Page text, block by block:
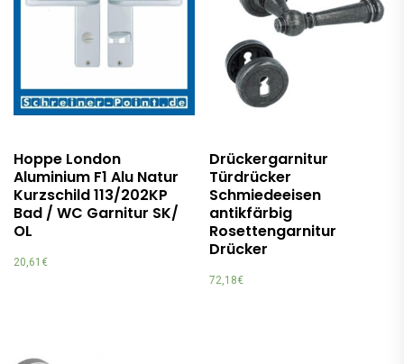
Hoppe London
Aluminium F1 Alu Natur
Kurzschild 113/202KP
Bad / WC Garnitur SK/
OL
20,61 €
Drückergarnitur
Türdrücker
Schmiedeeisen
antikfärbig
Rosettengarnitur
Drücker
72,18€